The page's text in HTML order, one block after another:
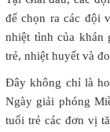
để chọn ra các đội
nhiệt tình của khán
trẻ, nhiệt huyết và
Đây không chỉ là
Ngày giải phóng
tuổi trẻ các đơn vị